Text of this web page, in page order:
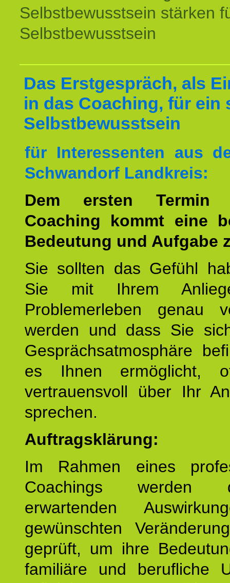
Selbstbewusstsein stärken
Selbstbewusstsein
Das Erstgespräch, als
in das Coaching, für ein
Selbstbewusstsein
für Interessenten aus
Schwandorf Landkreis:
Dem ersten
Coaching kommt eine
Bedeutung und Aufgabe
Sie sollten das Gefühl
Sie mit Ihrem
Problemerleben genau
werden und dass Sie
Gesprächsatmosphäre
es Ihnen ermöglicht,
vertrauensvoll über Ihr
sprechen.
Auftragsklärung:
Im Rahmen eines
Coachings
erwartenden
gewünschten
geprüft, um ihre
familiäre und berufliche